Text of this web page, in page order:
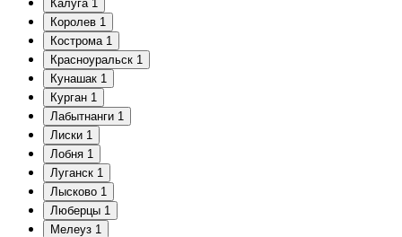
Калуга 1
Королев 1
Кострома 1
Красноуральск 1
Кунашак 1
Курган 1
Лабытнанги 1
Лиски 1
Лобня 1
Луганск 1
Лысково 1
Люберцы 1
Мелеуз 1